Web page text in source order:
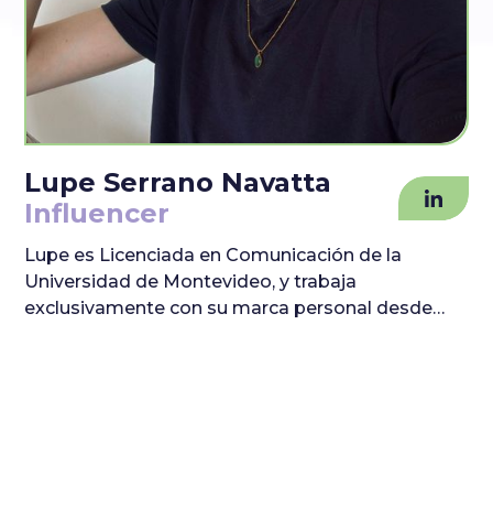
Lupe Serrano Navatta
Influencer
Lupe es Licenciada en Comunicación de la
Universidad de Montevideo, y trabaja
exclusivamente con su marca personal desde